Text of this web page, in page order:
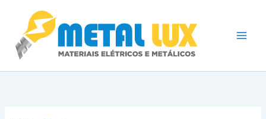
conteúdo
Entre em contato conosco e solicite
um orçamento!